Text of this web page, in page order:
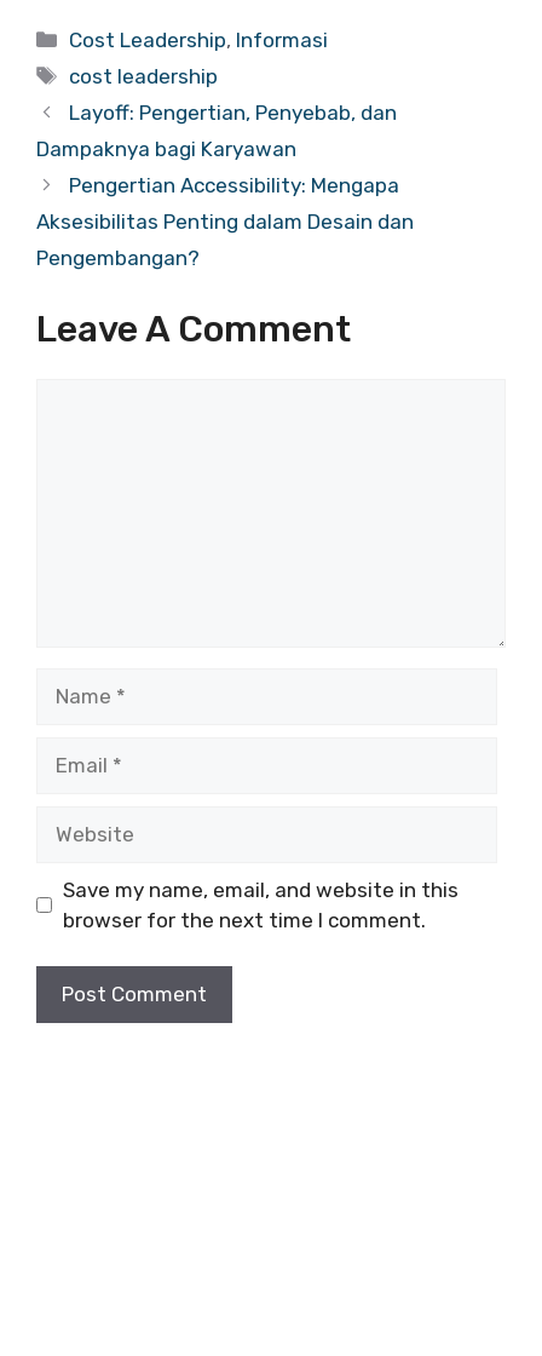
Categories
Cost Leadership, Informasi
Tags
cost leadership
Layoff: Pengertian, Penyebab, dan
Dampaknya bagi Karyawan
Pengertian Accessibility: Mengapa
Aksesibilitas Penting dalam Desain dan
Pengembangan?
Leave A Comment
Save my name, email, and website in this
browser for the next time I comment.